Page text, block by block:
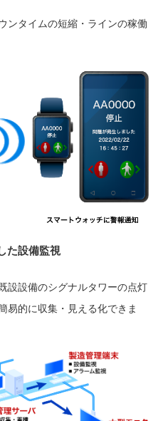
ンタイムの短縮・ラインの稼働
た設備監視
設設備のシグナルタワーの点灯
易的に収集・見える化できま